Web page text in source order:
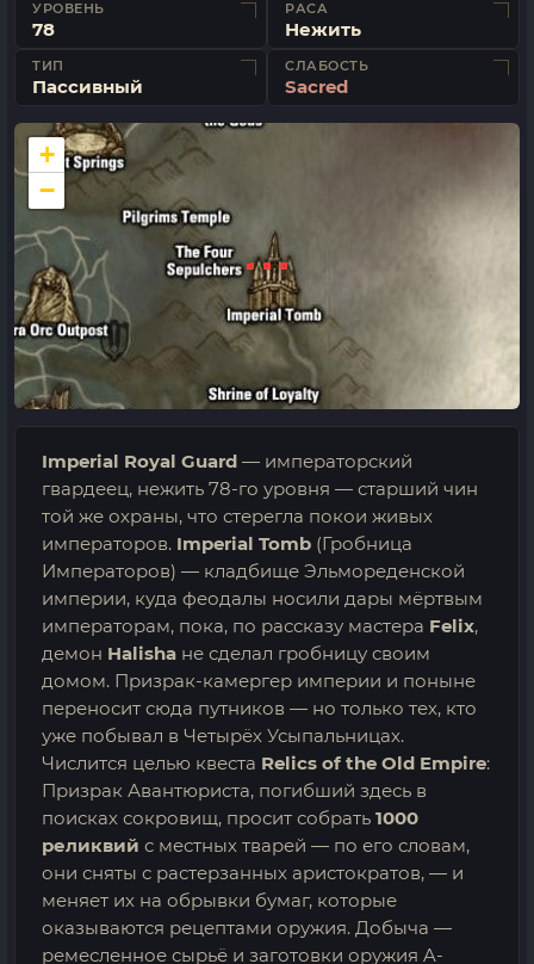
УРОВЕНЬ
78
РАСА
Нежить
ТИП
Пассивный
СЛАБОСТЬ
Sacred
+
−
Imperial Royal Guard — императорский
гвардеец, нежить 78-го уровня — старший чин
той же охраны, что стерегла покои живых
императоров. Imperial Tomb (Гробница
Императоров) — кладбище Эльмореденской
империи, куда феодалы носили дары мёртвым
императорам, пока, по рассказу мастера Felix,
демон Halisha не сделал гробницу своим
домом. Призрак-камергер империи и поныне
переносит сюда путников — но только тех, кто
уже побывал в Четырёх Усыпальницах.
Числится целью квеста Relics of the Old Empire:
Призрак Авантюриста, погибший здесь в
поисках сокровищ, просит собрать 1000
реликвий с местных тварей — по его словам,
они сняты с растерзанных аристократов, — и
меняет их на обрывки бумаг, которые
оказываются рецептами оружия. Добыча —
ремесленное сырьё и заготовки оружия A-